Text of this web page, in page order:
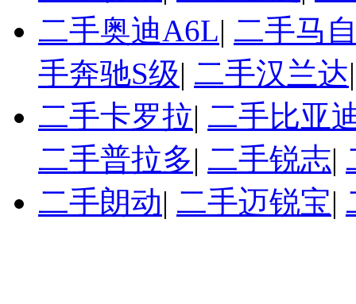
二手奥迪A6L| 二手马
手奔驰S级| 二手汉兰达
二手卡罗拉| 二手比亚
二手普拉多| 二手锐志|
二手朗动| 二手迈锐宝|